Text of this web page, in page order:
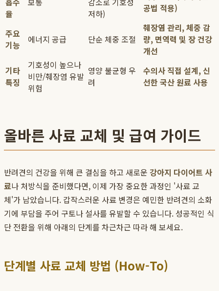
율
저하)
공법 적용)
주요
기능
에너지 공급 단순 체중 조절
췌장염 관리, 체중 감
량, 면역력 및 장 건강
개선
기타
특징
기호성이 높으나
비만/췌장염 유발
위험
영양 불균형 우
려
수의사 직접 설계, 신
선한 국산 원료 사용
올바른 사료 교체 및 급여 가이드
반려견의 건강을 위해 큰 결심을 하고 새로운 강아지 다이어트 사
료나 처방식을 준비했다면, 이제 가장 중요한 과정인 '사료 교
체'가 남았습니다. 갑작스러운 사료 변경은 예민한 반려견의 소화
기에 부담을 주어 구토나 설사를 유발할 수 있습니다. 성공적인 식
단 전환을 위해 아래의 단계를 차근차근 따라 해 보세요.
단계별 사료 교체 방법 (How-To)